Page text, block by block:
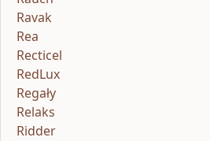
Ravak
Rea
Recticel
RedLux
Regały
Relaks
Ridder